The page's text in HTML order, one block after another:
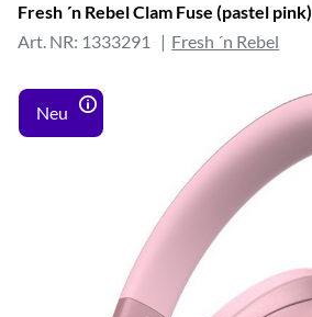
Fresh ´n Rebel Clam Fuse (pastel pink)
Art. NR: 1333291
Fresh ´n Rebel
Neu